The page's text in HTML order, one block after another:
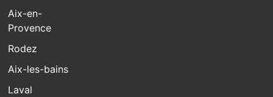
Aix-en-
Provence
Rodez
Aix-les-bains
Laval